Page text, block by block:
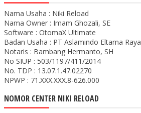
Nama Usaha : Niki Reload
Nama Owner : Imam Ghozali, SE
Software : OtomaX Ultimate
Badan Usaha : PT Aslamindo Eltama Raya
Notaris : Bambang Hermanto, SH
No SIUP : 503/1197/411/2014
No. TDP : 13.07.1.47.02270
NPWP : 71.XXX.XXX.8-626.000
NOMOR CENTER NIKI RELOAD